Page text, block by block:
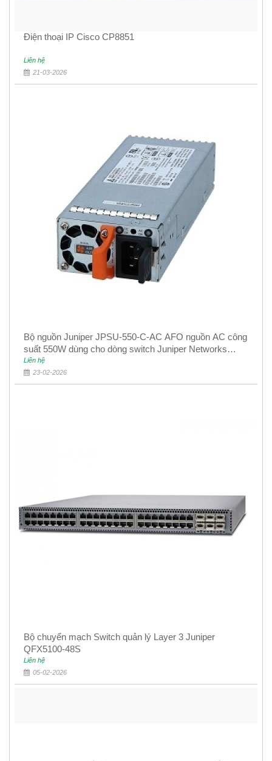
Điện thoại IP Cisco CP8851
Liên hệ
21-03-2026
Bộ nguồn Juniper JPSU-550-C-AC AFO nguồn AC công
suất 550W dùng cho dòng switch Juniper Networks
EX4400
Liên hệ
23-02-2026
Bộ chuyển mạch Switch quản lý Layer 3 Juniper
QFX5100-48S
Liên hệ
05-02-2026